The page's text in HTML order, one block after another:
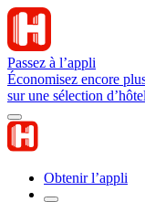
Passez à l’appli
Économisez encore
sur une sélection
Obtenir l’appli